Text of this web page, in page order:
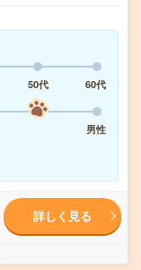
50代
60代
男性
詳しく見る